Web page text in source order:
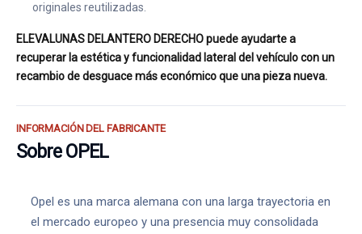
originales reutilizadas.
ELEVALUNAS DELANTERO DERECHO puede ayudarte a
recuperar la estética y funcionalidad lateral del vehículo con un
recambio de desguace más económico que una pieza nueva.
INFORMACIÓN DEL FABRICANTE
Sobre OPEL
Opel es una marca alemana con una larga trayectoria en
el mercado europeo y una presencia muy consolidada